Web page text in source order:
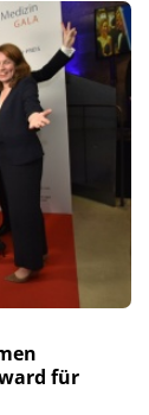
für